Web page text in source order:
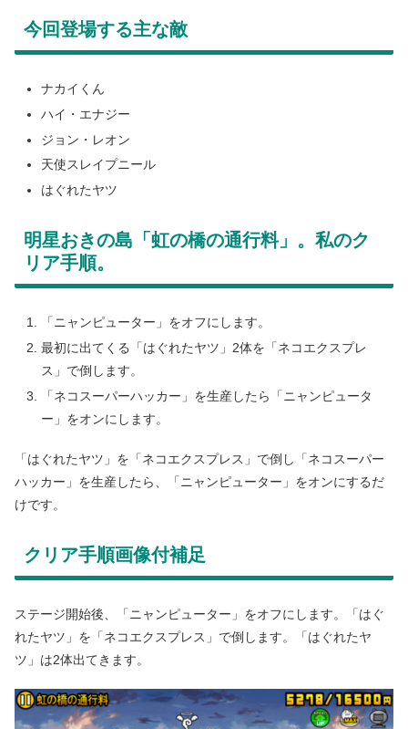
今回登場する主な敵
ナカイくん
ハイ・エナジー
ジョン・レオン
天使スレイプニール
はぐれたヤツ
明星おきの島「虹の橋の通行料」。私のク
リア手順。
「ニャンピューター」をオフにします。
最初に出てくる「はぐれたヤツ」2体を「ネコエクスプレ
ス」で倒します。
「ネコスーパーハッカー」を生産したら「ニャンピュータ
ー」をオンにします。
「はぐれたヤツ」を「ネコエクスプレス」で倒し「ネコスーパー
ハッカー」を生産したら、「ニャンピューター」をオンにするだ
けです。
クリア手順画像付補足
ステージ開始後、「ニャンピューター」をオフにします。「はぐ
れたヤツ」を「ネコエクスプレス」で倒します。「はぐれたヤ
ツ」は2体出てきます。